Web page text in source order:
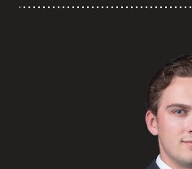
S’abonner aux articles Osler